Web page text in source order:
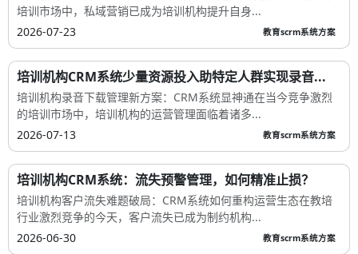
培训市场中，私域营销已成为培训机构提升自身...
2026-07-23
教育scrm系统方案
培训机构CRM系统少量资源投入助特定人群实现录音...
培训机构录音下载管理新方案：CRM系统显神通在当今竞争激烈
的培训市场中，培训机构的运营管理面临着诸多...
2026-07-13
教育scrm系统方案
培训机构CRM系统：流失预警管理，如何精准止损？
培训机构客户流失难题破局：CRM系统如何重构运营生态在教培
行业激烈竞争的今天，客户流失已成为制约机构...
2026-06-30
教育scrm系统方案